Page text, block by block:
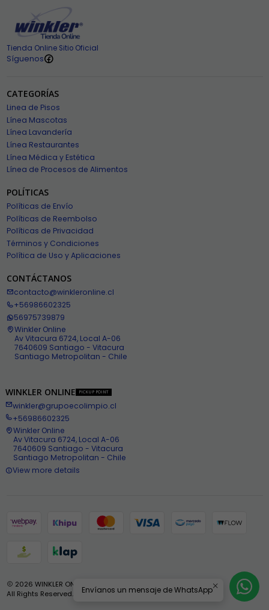
Tienda Online Sitio Oficial
Síguenos
CATEGORÍAS
Linea de Pisos
Línea Mascotas
Línea Lavandería
Línea Restaurantes
Línea Médica y Estética
Línea de Procesos de Alimentos
POLÍTICAS
Políticas de Envío
Políticas de Reembolso
Políticas de Privacidad
Términos y Condiciones
Política de Uso y Aplicaciones
CONTÁCTANOS
contacto@winkleronline.cl
+56986602325
56975739879
Winkler Online
Av Vitacura 6724, Local A-06
7640609 Santiago - Vitacura
Santiago Metropolitan - Chile
WINKLER ONLINE PICKUP POINT
winkler@grupoecolimpio.cl
+56986602325
Winkler Online
Av Vitacura 6724, Local A-06
7640609 Santiago - Vitacura
Santiago Metropolitan - Chile
View more details
2026 WINKLER ONLINE .
All Rights Reserved.
Powered by Jumpseller.
Envíanos un mensaje de WhatsApp